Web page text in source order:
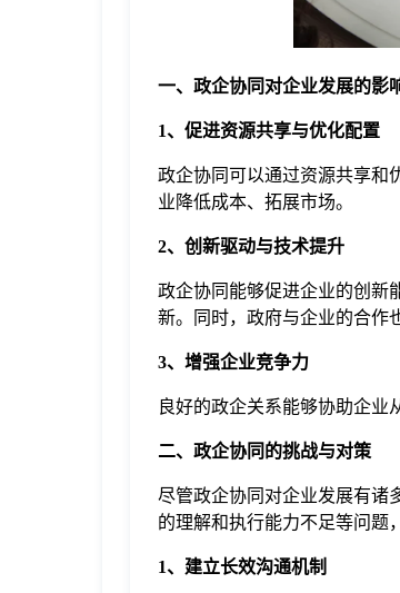
一、政企协同对企业发展的影
1、促进资源共享与优化配置
政企协同可以通过资源共享和
业降低成本、拓展市场。
2、创新驱动与技术提升
政企协同能够促进企业的创新
新。同时，政府与企业的合作
3、增强企业竞争力
良好的政企关系能够协助企业
二、政企协同的挑战与对策
尽管政企协同对企业发展有诸
的理解和执行能力不足等问题
1、建立长效沟通机制